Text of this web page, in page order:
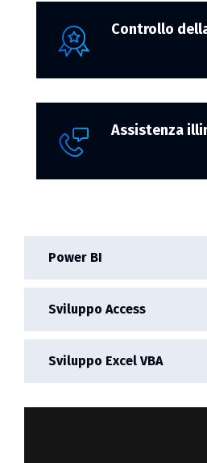
Power BI
Sviluppo Access
Sviluppo Excel VBA
Controllo
Assistenza